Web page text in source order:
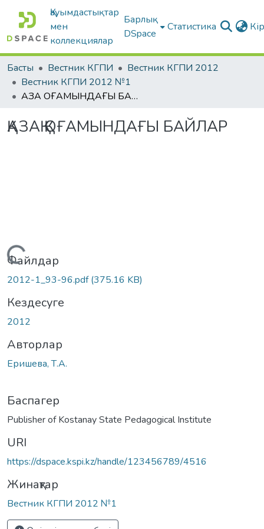
Қауымдастықтар
мен
коллекциялар
Барлық
DSpace
Статистика
Басты Вестник КГПИ
Вестник КГПИ 2012
Вестник КГПИ 2012 №1
ҚАЗАҚ ҚОҒАМЫНДАҒЫ БАЙЛАР
ҚАЗАҚ ҚОҒАМЫНДАҒЫ БАЙЛАР
Жүктеу...
Файлдар
2012-1_93-96.pdf(375.16 KB)
Кездесуге
2012
Авторлар
Еришева, Т.А.
Баспагер
Publisher of Kostanay State Pedagogical Institute
URI
https://dspace.kspi.kz/handle/123456789/4516
Жинақтар
Вестник КГПИ 2012 №1